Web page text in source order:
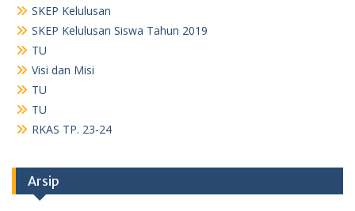
SKEP Kelulusan
SKEP Kelulusan Siswa Tahun 2019
TU
Visi dan Misi
TU
TU
RKAS TP. 23-24
Arsip